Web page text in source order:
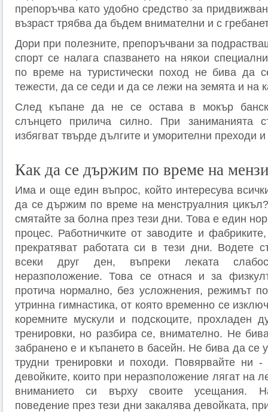
препоръчва като удобно средство за
възраст трябва да бъдем внимателни и с
Дори при полезните, препоръчвани за
спорт се налага спазването на някои
по време на туристически поход не бива да
тежести, да се седи и да се лежи на земята и на
След къпане да не се остава в мокър
слънцето прилича силно. При заниманията
избягват твърде дългите и уморителни преходи и
Как да се държим по време на
Има и още един въпрос, който интересува
да се държим по време на менструалния
смятайте за болна през тези дни. Това е един
процес. Работничките от заводите и
прекратяват работата си в тези дни. Водете
всеки друг ден, въпреки леката
неразположение. Това се отнася и за
протича нормално, без усложнения, режимът
утринна гимнастика, от която временно се
коремните мускули и подскоците, прохладен
тренировки, но разбира се, внимателно. Не
забранено е и къпането в басейн. Не бива да се
трудни трениров­ки и походи. Повярвайте ни -
девойките, които при неразположение лягат на
вниманието си върху своите усещания.
поведение през тези дни закалява девойката,